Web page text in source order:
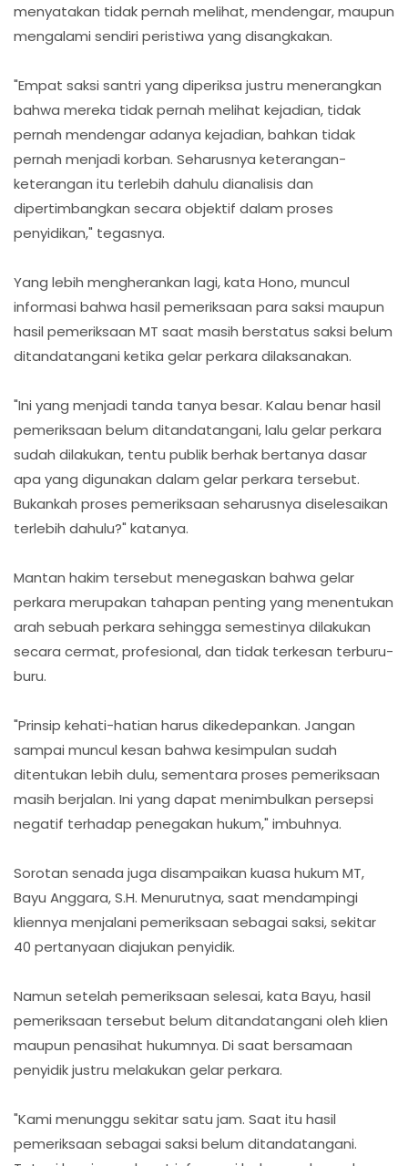
menyatakan tidak pernah melihat, mendengar, maupun
mengalami sendiri peristiwa yang disangkakan.
"Empat saksi santri yang diperiksa justru menerangkan
bahwa mereka tidak pernah melihat kejadian, tidak
pernah mendengar adanya kejadian, bahkan tidak
pernah menjadi korban. Seharusnya keterangan-
keterangan itu terlebih dahulu dianalisis dan
dipertimbangkan secara objektif dalam proses
penyidikan," tegasnya.
Yang lebih mengherankan lagi, kata Hono, muncul
informasi bahwa hasil pemeriksaan para saksi maupun
hasil pemeriksaan MT saat masih berstatus saksi belum
ditandatangani ketika gelar perkara dilaksanakan.
"Ini yang menjadi tanda tanya besar. Kalau benar hasil
pemeriksaan belum ditandatangani, lalu gelar perkara
sudah dilakukan, tentu publik berhak bertanya dasar
apa yang digunakan dalam gelar perkara tersebut.
Bukankah proses pemeriksaan seharusnya diselesaikan
terlebih dahulu?" katanya.
Mantan hakim tersebut menegaskan bahwa gelar
perkara merupakan tahapan penting yang menentukan
arah sebuah perkara sehingga semestinya dilakukan
secara cermat, profesional, dan tidak terkesan terburu-
buru.
"Prinsip kehati-hatian harus dikedepankan. Jangan
sampai muncul kesan bahwa kesimpulan sudah
ditentukan lebih dulu, sementara proses pemeriksaan
masih berjalan. Ini yang dapat menimbulkan persepsi
negatif terhadap penegakan hukum," imbuhnya.
Sorotan senada juga disampaikan kuasa hukum MT,
Bayu Anggara, S.H. Menurutnya, saat mendampingi
kliennya menjalani pemeriksaan sebagai saksi, sekitar
40 pertanyaan diajukan penyidik.
Namun setelah pemeriksaan selesai, kata Bayu, hasil
pemeriksaan tersebut belum ditandatangani oleh klien
maupun penasihat hukumnya. Di saat bersamaan
penyidik justru melakukan gelar perkara.
"Kami menunggu sekitar satu jam. Saat itu hasil
pemeriksaan sebagai saksi belum ditandatangani.